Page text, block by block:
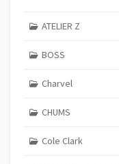
ATELIER Z
BOSS
Charvel
CHUMS
Cole Clark